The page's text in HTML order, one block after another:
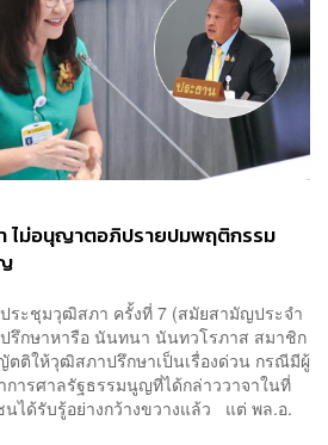
ไม่อนุญาตอภิปรายปมพฤติกรรม
ระชุมวุฒิสภา ครั้งที่ 7 (สมัยสามัญประจำ
รึกษาหารือ นันทนา นันทวโรภาส สมาชิก
ติให้วุฒิสภาปรึกษาเป็นเรื่องด่วน กรณีมีผู้
การศาลรัฐธรรมนูญที่ได้กล่าววาจาในที่
ได้รับรู้อย่างกว้างขวางแล้ว แต่ พล.อ.